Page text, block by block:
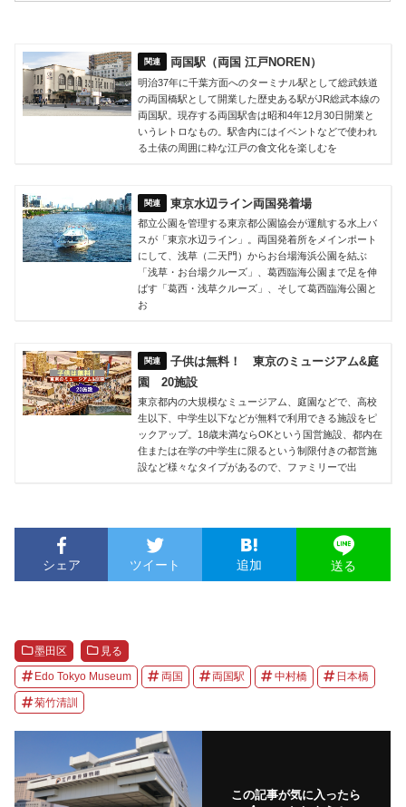
両国駅（両国 江戸NOREN）
明治37年に千葉方面へのターミナル駅として総武鉄道
の両国橋駅として開業した歴史ある駅がJR総武本線の
両国駅。現存する両国駅舎は昭和4年12月30日開業と
いうレトロなもの。駅舎内にはイベントなどで使われ
る土俵の周囲に粋な江戸の食文化を楽しむを
東京水辺ライン両国発着場
都立公園を管理する東京都公園協会が運航する水上バ
スが「東京水辺ライン」。両国発着所をメインポート
にして、浅草（二天門）からお台場海浜公園を結ぶ
「浅草・お台場クルーズ」、葛西臨海公園まで足を伸
ばす「葛西・浅草クルーズ」、そして葛西臨海公園と
お
子供は無料！ 東京のミュージアム&庭
園 20施設
東京都内の大規模なミュージアム、庭園などで、高校
生以下、中学生以下などが無料で利用できる施設をピ
ックアップ。18歳未満ならOKという国営施設、都内在
住または在学の中学生に限るという制限付きの都営施
設など様々なタイプがあるので、ファミリーで出
シェア ツイート 追加 送る
墨田区 見る
Edo Tokyo Museum 両国 両国駅 中村橋 日本橋
菊竹清訓
この記事が気に入ったら